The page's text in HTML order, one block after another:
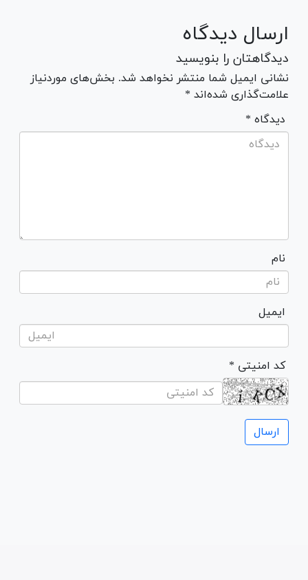
ارسال دیدگاه
دیدگاهتان را بنویسید
نشانی ایمیل شما منتشر نخواهد شد. بخش‌های موردنیاز
علامت‌گذاری شده‌اند *
* دیدگاه
نام
ایمیل
* کد امنیتی